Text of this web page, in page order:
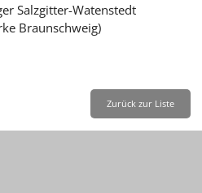
Salzgitter-Watenstedt
Braunschweig)
Zurück zur Liste